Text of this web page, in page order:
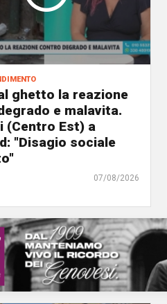
ghetto la reazione
e malavita.
(Centro Est) a
"Disagio sociale
07/08/2026